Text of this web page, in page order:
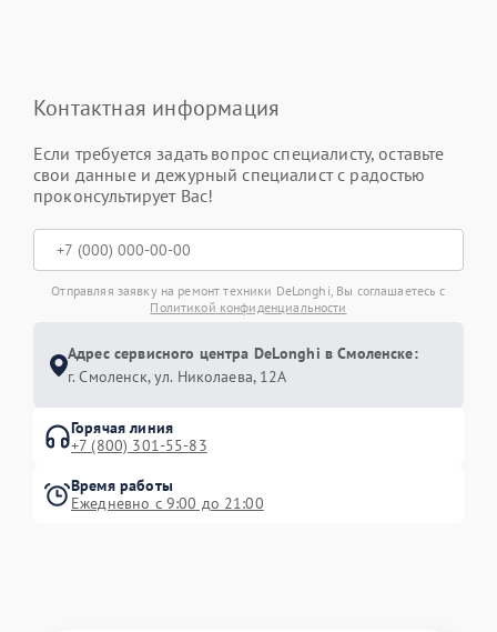
Контактная информация
Если требуется задать вопрос специалисту, оставьте
свои данные и дежурный специалист с радостью
проконсультирует Вас!
Отправляя заявку на ремонт техники DeLonghi, Вы соглашаетесь с
Политикой конфиденциальности
Адрес сервисного центра DeLonghi в Смоленске:
г. Смоленск, ул. Николаева, 12А
Горячая линия
+7 (800) 301-55-83
Время работы
Ежедневно с 9:00 до 21:00